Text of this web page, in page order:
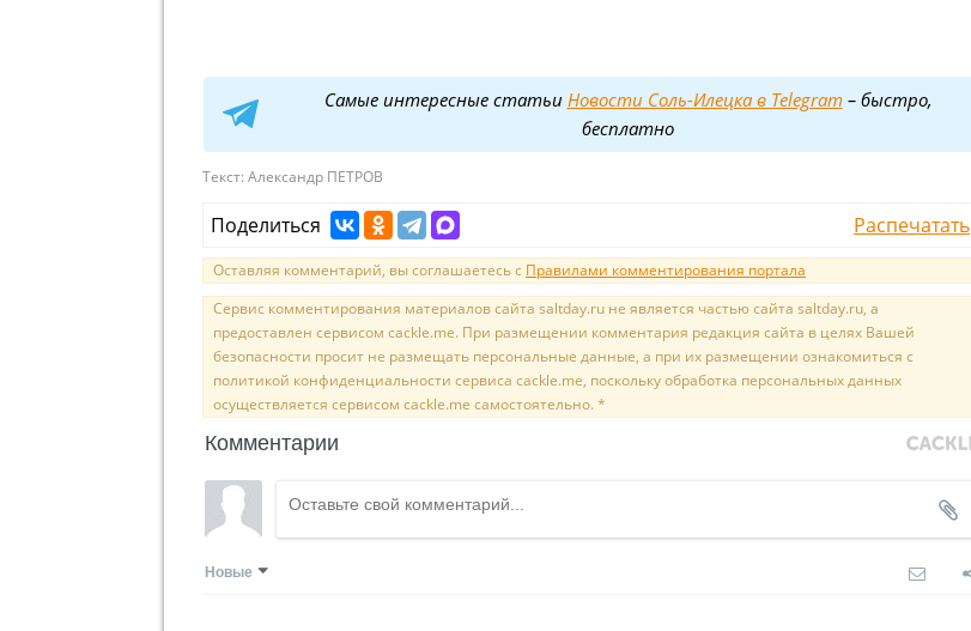
Самые интересные статьи Новости Соль-Илецка в Telegram– быстро,
бесплатно
Текст: Александр ПЕТРОВ
Поделиться Распечатать
Оставляя комментарий, вы соглашаетесь с Правилами комментирования портала
Сервис комментирования материалов сайта saltday.ru не является частью сайта saltday.ru, а
предоставлен сервисом cackle.me. При размещении комментария редакция сайта в целях Вашей
безопасности просит не размещать персональные данные, а при их размещении ознакомиться с
политикой конфиденциальности сервиса cackle.me, поскольку обработка персональных данных
осуществляется сервисом cackle.me самостоятельно. *
Комментарии
Новые